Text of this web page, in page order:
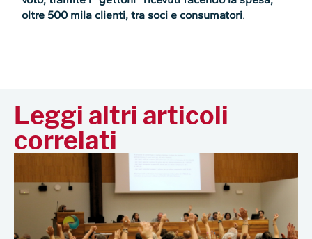
oltre 500 mila clienti, tra soci e consumatori.
Leggi altri articoli
correlati